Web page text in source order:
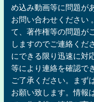
め込み動画等に問題が
お問い合わせください
て、著作権等の問題が
しますのでご連絡くだ
にできる限り迅速に対
等により連絡を確認で
ご了承ください。まず
お願い致します。情報